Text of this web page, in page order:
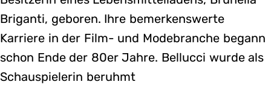
Briganti, geboren. Ihre bemerkenswerte
Karriere in der Film- und Modebranche begann
schon Ende der 80er Jahre. Bellucci wurde als
Schauspielerin beruhmt